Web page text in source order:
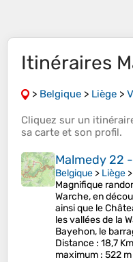
Itinéraires
> Belgique > Liège >
Cliquez sur un
sa carte et son profil.
Malmedy 22
Belgique > Liège >
Magnifique
Warche, en
ainsi que le
les vallées de la
Bayehon, le
Distance : 18,7
maximum : 522 m